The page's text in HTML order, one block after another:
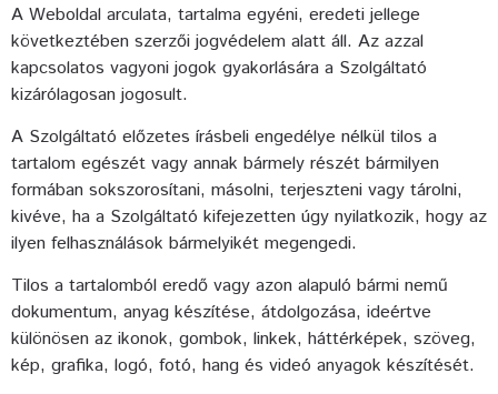
A Weboldal arculata, tartalma egyéni, eredeti jellege
következtében szerzői jogvédelem alatt áll. Az azzal
kapcsolatos vagyoni jogok gyakorlására a Szolgáltató
kizárólagosan jogosult.
A Szolgáltató előzetes írásbeli engedélye nélkül tilos a
tartalom egészét vagy annak bármely részét bármilyen
formában sokszorosítani, másolni, terjeszteni vagy tárolni,
kivéve, ha a Szolgáltató kifejezetten úgy nyilatkozik, hogy az
ilyen felhasználások bármelyikét megengedi.
Tilos a tartalomból eredő vagy azon alapuló bármi nemű
dokumentum, anyag készítése, átdolgozása, ideértve
különösen az ikonok, gombok, linkek, háttérképek, szöveg,
kép, grafika, logó, fotó, hang és videó anyagok készítését.